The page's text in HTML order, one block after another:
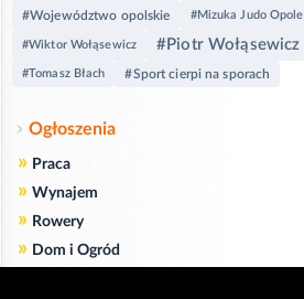
#Województwo opolskie #Mizuka Judo Opole
#Wiktor Wołąsewicz #Piotr Wołąsewicz
#Tomasz Błach #Sport cierpi na sporach
Ogłoszenia
» Praca
» Wynajem
» Rowery
» Dom i Ogród